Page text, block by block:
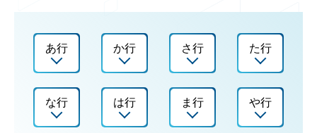
あ行 か行 さ行 た行
な行 は行 ま行 や行